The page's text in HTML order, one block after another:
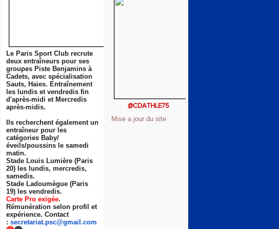
Le Paris Sport Club recrute
deux entraîneurs pour ses
groupes Piste Benjamins à
Cadets, avec spécialisation
Sauts, Haies. Entraînement
les lundis et vendredis fin
d'après-midi et Mercredis
après-midis.
Ils recherchent également un
entraîneur pour les
catégories Baby/
éveils/poussins le samedi
matin.
Stade Louis Lumière (Paris
20) les lundis, mercredis,
samedis.
Stade Ladoumègue (Paris
19) les vendredis.
Carte Pro exigée.
Rémunération selon profil et
expérience. Contact
: secretariat.psc@gmail.com
@CDATHLE75
Mise a jour du site